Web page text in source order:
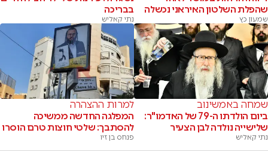
שהפלת השלטון האיראני נכשלה
שמעון כץ
בבריכה
נתי קאליש
שמחה באמשינוב
ביום הולדתו ה-79 של האדמו"ר:
שלישייה נולדה לבן הצעיר
נתי קאליש
למרות ההצהרה
המפלגה החדשה ממשיכה
להסתבך: שלטי חוצות טרם הוסרו
פנחס בן זיו